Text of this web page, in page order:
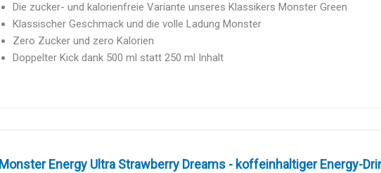
Die zucker- und kalorienfreie Variante unseres Klassikers Monster Green
Klassischer Geschmack und die volle Ladung Monster
Zero Zucker und zero Kalorien
Doppelter Kick dank 500 ml statt 250 ml Inhalt
Monster Energy Ultra Strawberry Dreams - koffeinhaltiger Energy-